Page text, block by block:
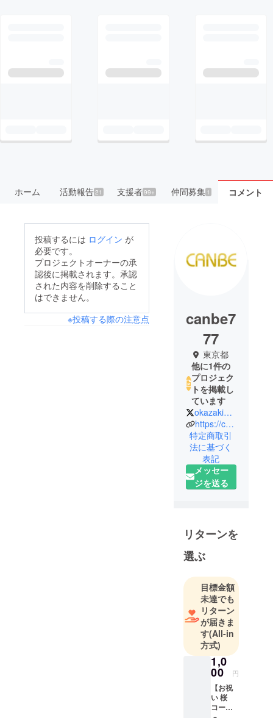
ホーム 活動報告21 支援者99+ 仲間募集 1 コメント
投稿するには ログイン が
必要です。
プロジェクトオーナーの承
認後に掲載されます。承認
された内容を削除すること
はできません。
※投稿する際の注意点
canbe7
77
東京都
他に1件の
プロジェク
トを掲載し
ています
okazaki_nana
https://canbe-star.co.jp/
特定商取引
法に基づく
表記
メッセー
ジを送る
リターンを
選ぶ
目標金額
未達でも
リターン
が届きま
す(All-in
方式)
1,0
00 円
【お祝
い 桜
コー